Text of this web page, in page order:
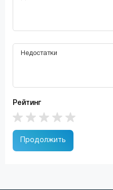
Рейтинг
Продолжить